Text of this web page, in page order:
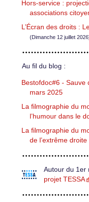
Hors-service :
associations
L’Écran des droits :
(Dimanche 12 juillet
Au fil du blog :
Bestofdoc#6 - Sauve
mars 2025
La filmographie du
l’humour dans le
La filmographie du
de l’extrême
Autour du 1er
projet TESSA